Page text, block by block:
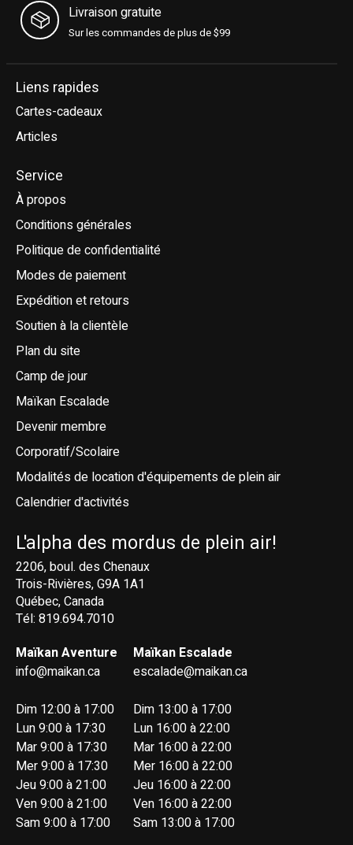
Livraison gratuite
Sur les commandes de plus de $99
Liens rapides
Cartes-cadeaux
Articles
Service
À propos
Conditions générales
Politique de confidentialité
Modes de paiement
Expédition et retours
Soutien à la clientèle
Plan du site
Camp de jour
Maïkan Escalade
Devenir membre
Corporatif/Scolaire
Modalités de location d'équipements de plein air
Calendrier d'activités
L'alpha des mordus de plein air!
2206, boul. des Chenaux
Trois-Rivières, G9A 1A1
Québec, Canada
Tél: 819.694.7010
Maïkan Aventure
info@maikan.ca
Dim 12:00 à 17:00
Lun 9:00 à 17:30
Mar 9:00 à 17:30
Mer 9:00 à 17:30
Jeu 9:00 à 21:00
Ven 9:00 à 21:00
Sam 9:00 à 17:00
Maïkan Escalade
escalade@maikan.ca
Dim 13:00 à 17:00
Lun 16:00 à 22:00
Mar 16:00 à 22:00
Mer 16:00 à 22:00
Jeu 16:00 à 22:00
Ven 16:00 à 22:00
Sam 13:00 à 17:00